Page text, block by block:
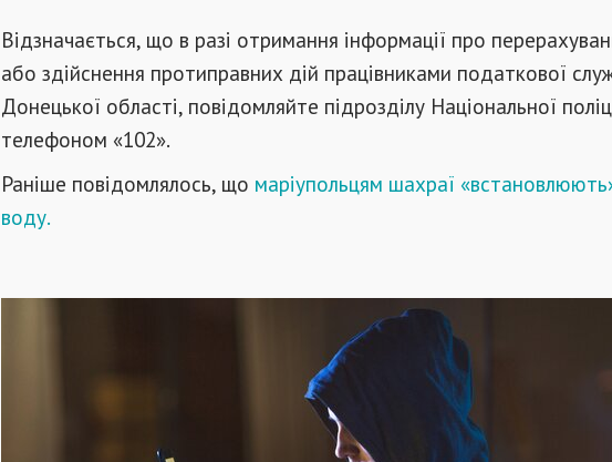
Відзначається, що в разі отримання інформації про
або здійснення протиправних дій працівниками податкової
Донецької області, повідомляйте підрозділу Національної
телефоном «102».
Раніше повідомлялось, що маріупольцям шахраї
воду.